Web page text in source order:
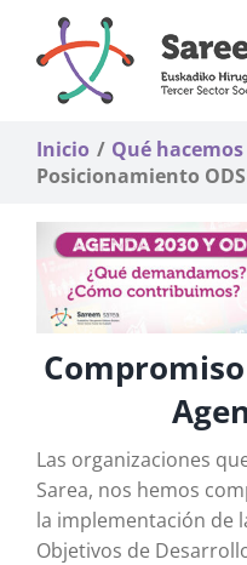
contenido
Inicio Qué hacemos
Posicionamiento
Las organizaciones
Sarea, nos hemos
la implementación de
Objetivos de